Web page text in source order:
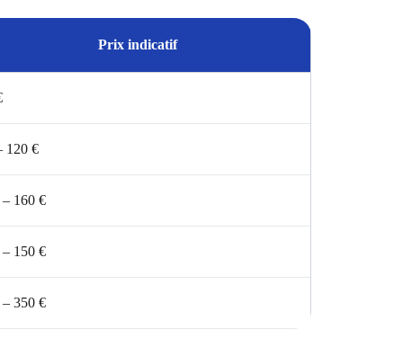
Prix indicatif
120 €
– 160 €
– 150 €
– 350 €